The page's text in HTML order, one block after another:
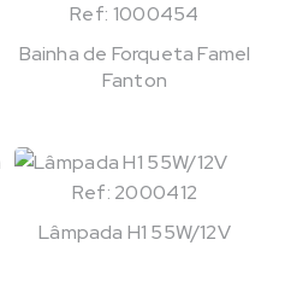
Ref: 1000454
Bainha de Forqueta Famel
Fanton
Ref: 2000412
Lâmpada H1 55W/12V